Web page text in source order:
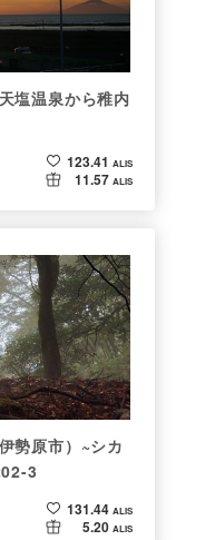
塩温泉から稚内
123.41 ALIS
11.57 ALIS
勢原市）~シカ
3
131.44 ALIS
5.20 ALIS